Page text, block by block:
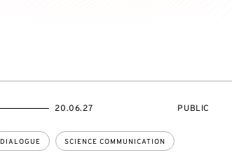
DIALOGUE SCIENCE COMMUNICATION
20.06.27
EVENT
PUBLIC